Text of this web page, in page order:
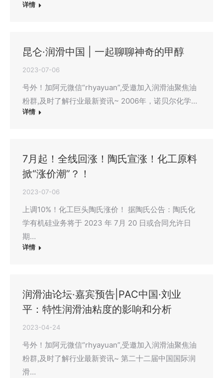
详情
昆仑·润滑中国 | 一起聊聊神奇的甲醇
2023-07-06
号外！加阿元微信“rhyayuan”,受邀加入润滑油聚焦油
粉群,及时了解行业最新资讯~ 2006年，诺贝尔化学…
详情
7月起！全线回涨！陶氏宣涨！化工原料
掀“涨价潮”？！
2023-07-06
上调10%！化工巨头陶氏涨价！ 据陶氏公告：陶氏化
学有机硅业务将于 2023 年 7月 20 日或合同允许日
期…
详情
润滑油论坛·嘉宾预告|PAC中国·刘业
平：特性润滑油粘度的影响和分析
2023-04-24
号外！加阿元微信“rhyayuan”,受邀加入润滑油聚焦油
粉群,及时了解行业最新资讯~ 第二十二届中国国际润
滑…